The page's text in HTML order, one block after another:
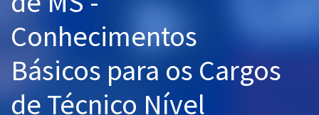
Questões grátis
Conteúdo gratuito
Conhecimentos
Básicos para os Cargos
de Técnico Nível